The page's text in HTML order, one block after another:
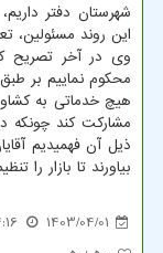
شهرستان دفتر داریم، ۱۳ هزار و ۵۰۰ نفر
این روند مسئولین،
وی در آخر تصریح
هیچ خدماتی به
مشارکت کند چونکه
ذیل آن فهمیدیم
بیاورند تا بازار را
1403/04/01